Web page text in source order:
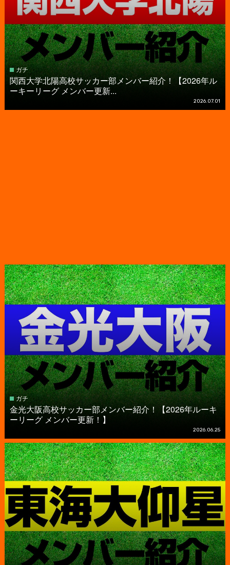
ガチ
関西大学北陽高校サッカー部メンバー紹介！【2026年ル
ーキーリーグ メンバー更新...
2026.07.01
ガチ
金光大阪高校サッカー部メンバー紹介！【2026年ルーキ
ーリーグ メンバー更新！】
2026.06.25